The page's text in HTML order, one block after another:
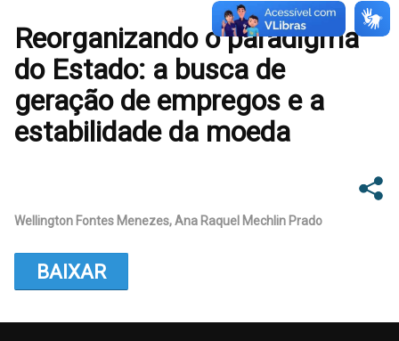
Reorganizando o paradigma
do Estado: a busca de
geração de empregos e a
estabilidade da moeda
Wellington Fontes Menezes, Ana Raquel Mechlin Prado
BAIXAR